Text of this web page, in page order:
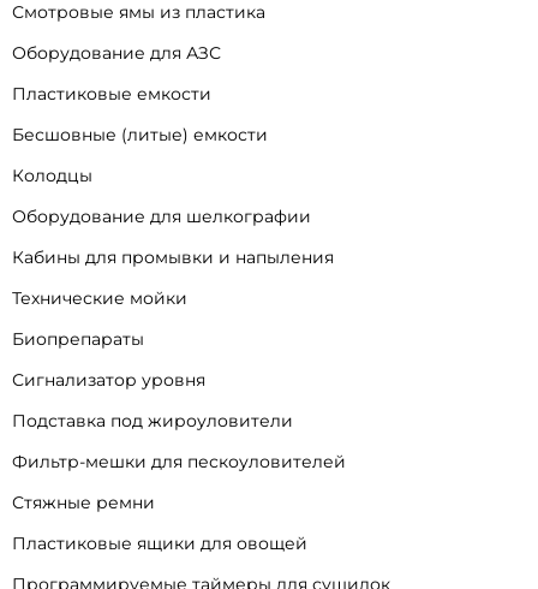
Смотровые ямы из пластика
Оборудование для АЗС
Пластиковые емкости
Бесшовные (литые) емкости
Колодцы
Оборудование для шелкографии
Кабины для промывки и напыления
Технические мойки
Биопрепараты
Сигнализатор уровня
Подставка под жироуловители
Фильтр-мешки для пескоуловителей
Стяжные ремни
Пластиковые ящики для овощей